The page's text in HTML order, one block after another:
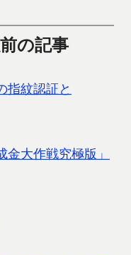
の記事
指紋認証と
大作戦究極版」